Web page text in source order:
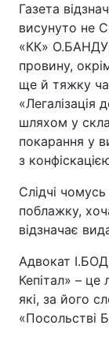
Газета
висунуто не
«КК»
провину,
ще й тяжку
шляхом у
покарання у
з
Слідчі
поблажку,
відзначає
Адвокат
Кепітал» –
які, за його
«Посольстві